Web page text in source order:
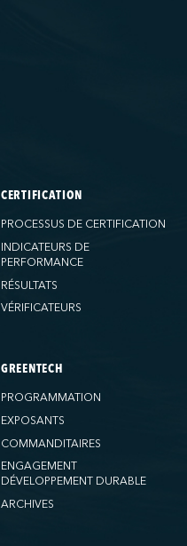
CERTIFICATION
PROCESSUS DE CERTIFICATION
INDICATEURS DE
PERFORMANCE
RÉSULTATS
VÉRIFICATEURS
GREENTECH
PROGRAMMATION
EXPOSANTS
COMMANDITAIRES
ENGAGEMENT
DÉVELOPPEMENT DURABLE
ARCHIVES